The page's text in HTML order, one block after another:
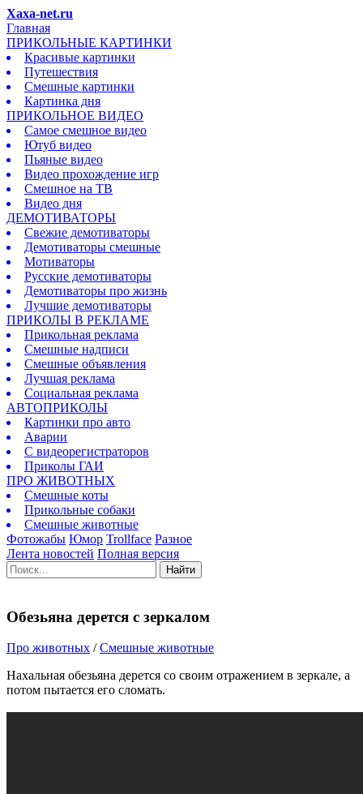
Xaxa-net.ru
Главная
ПРИКОЛЬНЫЕ КАРТИНКИ
Красивые картинки
Путешествия
Смешные картинки
Картинка дня
ПРИКОЛЬНОЕ ВИДЕО
Самое смешное видео
Ютуб видео
Пьяные видео
Видео прохождение игр
Смешное на ТВ
Видео дня
ДЕМОТИВАТОРЫ
Свежие демотиваторы
Демотиваторы смешные
Мотиваторы
Русские демотиваторы
Демотиваторы про жизнь
Лучшие демотиваторы
ПРИКОЛЫ В РЕКЛАМЕ
Прикольная реклама
Смешные надписи
Смешные объявления
Лучшая реклама
Социальная реклама
АВТОПРИКОЛЫ
Картинки про авто
Аварии
С видеорегистраторов
Приколы ГАИ
ПРО ЖИВОТНЫХ
Смешные коты
Прикольные собаки
Смешные животные
Фотожабы Юмор Trollface Разное
Лента новостей Полная версия
Найти
Обезьяна дерется с зеркалом
Про животных /Смешные животные
Нахальная обезьяна дерется со своим отражением в зеркале, а
потом пытается его сломать.